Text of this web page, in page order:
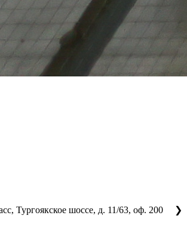
Тургоякское шоссе, д. 11/63, оф. 200 ❯